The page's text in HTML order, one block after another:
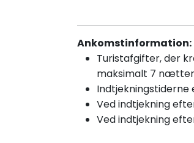
Ankomstinformation:
Turistafgifter, der
maksimalt 7 nætter
Indtjekningstiderne
Ved indtjekning
Vedindtjekning